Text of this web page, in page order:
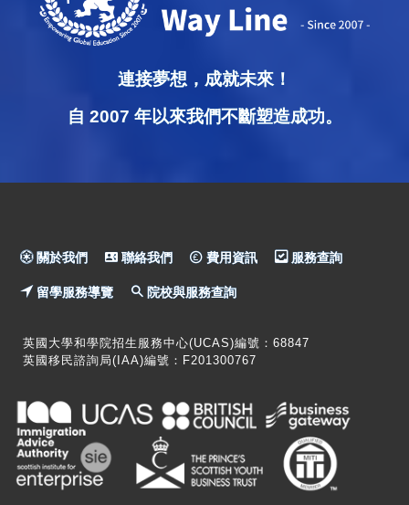
連接夢想，成就未來！
自 2007 年以來我們不斷塑造成功。
關於我們 聯絡我們 費用資訊 服務查詢
留學服務導覽 院校與服務查詢
英國大學和學院招生服務中心(UCAS)編號：68847
英國移民諮詢局(IAA)編號：F201300767